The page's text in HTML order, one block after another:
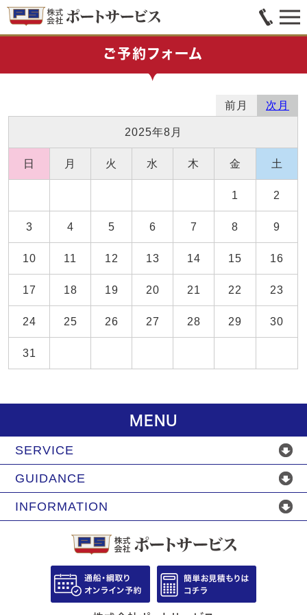
ご予約フォーム
前月 次月
2025年8月
日 月 火 水 木 金 土
1 2
3 4 5 6 7 8 9
10 11 12 13 14 15 16
17 18 19 20 21 22 23
24 25 26 27 28 29 30
31
MENU
SERVICE
GUIDANCE
INFORMATION